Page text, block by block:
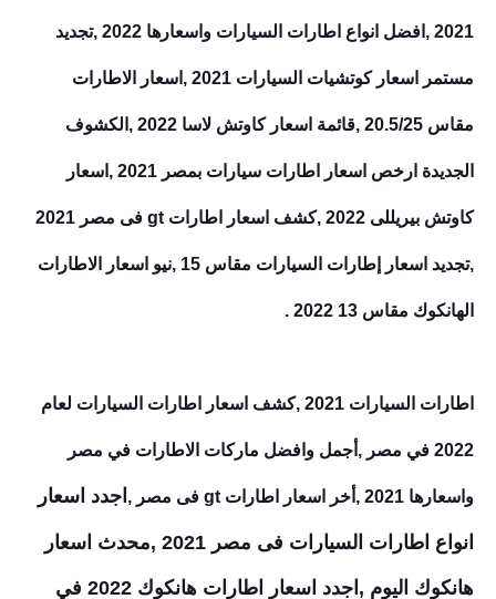
2021 ,افضل انواع اطارات السيارات واسعارها 2022 ,تجديد
مستمر اسعار كوتشيات السيارات 2021 ,اسعار الاطارات
مقاس 20.5/25 ,قائمة اسعار كاوتش لاسا 2022 ,الكشوف
الجديدة ارخص اسعار اطارات سيارات بمصر 2021 ,اسعار
كاوتش بيريللى 2022 ,كشف اسعار اطارات gt فى مصر 2021
,تجديد اسعار إطارات السيارات مقاس 15 ,نيو اسعار الاطارات
الهانكوك مقاس 13 2022 .
اطارات السيارات 2021 ,كشف اسعار اطارات السيارات لعام
2022 في مصر ,أجمل وافضل ماركات الاطارات في مصر
واسعارها 2021 ,أخر اسعار اطارات gt فى مصر , اجدد اسعار
انواع اطارات السيارات فى مصر 2021 ,محدث اسعار
هانكوك اليوم ,اجدد اسعار اطارات هانكوك 2022 في